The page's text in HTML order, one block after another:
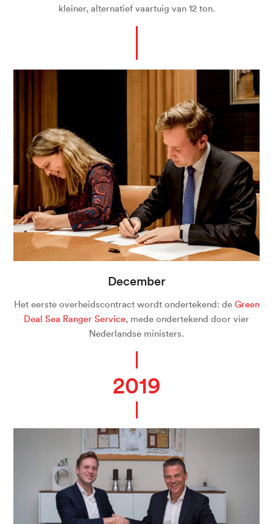
kleiner, alternatief vaartuig van 12 ton.
December
Het eerste overheidscontract wordt ondertekend: de Green
Deal Sea Ranger Service, mede ondertekend door vier
Nederlandse ministers.